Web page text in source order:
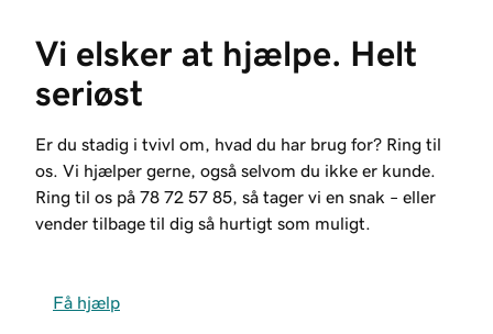
Vi elsker at hjælpe. Helt
seriøst
Er du stadig i tvivl om, hvad du har brug for? Ring til
os. Vi hjælper gerne, også selvom du ikke er kunde.
Ring til os på 78 72 57 85 , så tager vi en snak – eller
vender tilbage til dig så hurtigt som muligt.
Få hjælp